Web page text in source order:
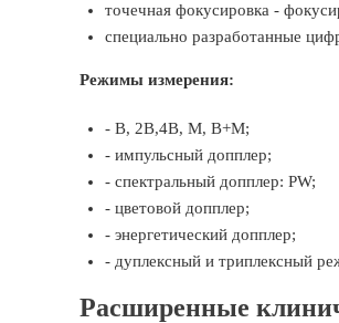
точечная фокусировка -
специально разработанные
Режимы измерения:
- B, 2B,4B, M, B+M;
- импульсный допплер;
- спектральный допплер: PW;
- цветовой допплер;
- энергетический допплер;
- дуплексный и триплексный
Расширенные